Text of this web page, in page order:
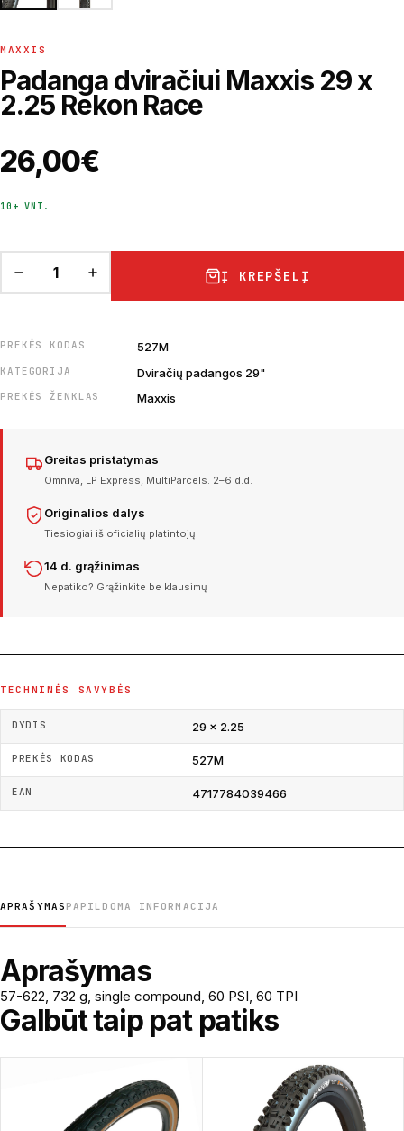
MAXXIS
Padanga dviračiui Maxxis 29 x
2.25 Rekon Race
26,00€
10+ VNT.
Į KREPŠELĮ
PREKĖS KODAS 527M
KATEGORIJA Dviračių padangos 29"
PREKĖS ŽENKLAS Maxxis
Greitas pristatymas
Omniva, LP Express, MultiParcels. 2–6 d.d.
Originalios dalys
Tiesiogiai iš oficialių platintojų
14 d. grąžinimas
Nepatiko? Grąžinkite be klausimų
TECHNINĖS SAVYBĖS
DYDIS 29 × 2.25
PREKĖS KODAS 527M
EAN 4717784039466
APRAŠYMAS PAPILDOMA INFORMACIJA
Aprašymas
57-622, 732 g, single compound, 60 PSI, 60 TPI
Galbūt taip pat patiks